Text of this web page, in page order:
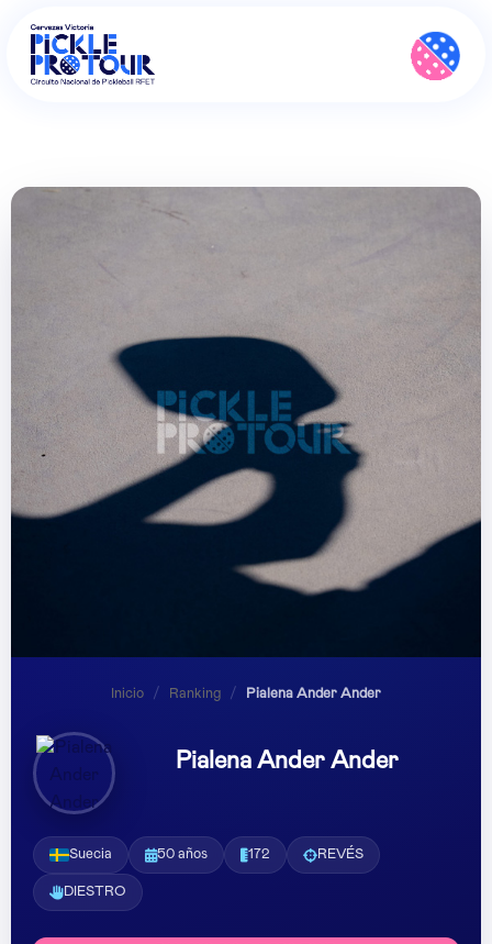
Inicio / Ranking / Pialena Ander Ander
Pialena Ander Ander
Suecia 50 años 172 REVÉS
DIESTRO